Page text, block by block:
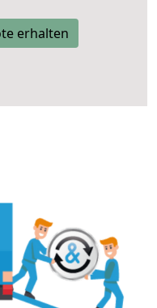
erhalten